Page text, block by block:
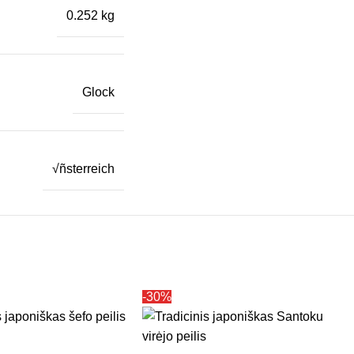
0.252 kg
Glock
√ñsterreich
-30%